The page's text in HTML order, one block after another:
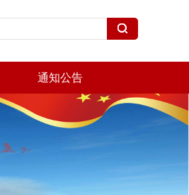
通知公告